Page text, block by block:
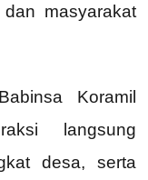
masyarakat
Koramil
langsung
desa, serta